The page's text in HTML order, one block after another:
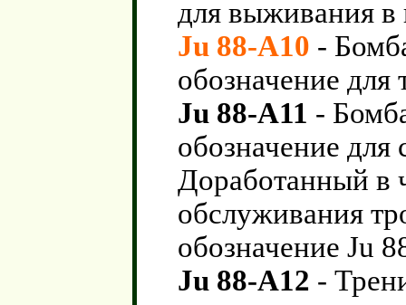
для выживания в
Ju 88-A10 -
обозначение для
Ju 88-A11 -
обозначение для
Доработанный в
обслуживания
обозначение Ju
Ju 88-A12 -